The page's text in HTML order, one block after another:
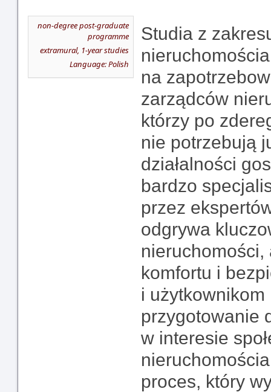
non-degree post-graduate
programme
extramural, 1-year studies
Language: Polish
Studia z
na
zarządców
którzy po
nie potrzebują
działalności
bardzo
przez
odgrywa
komfortu i
i
przygotowanie
w interesie
proces, który